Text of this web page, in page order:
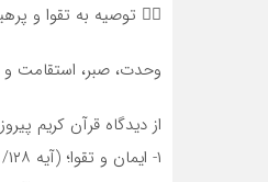
۱⃣ توصیه به تقوا و پرهیزکاری:
وحدت، صبر، استقامت و
از دیدگاه قرآن کریم
۱- ایمان و تقوا؛ (آیه ۱۲۸/ سوره نحل)